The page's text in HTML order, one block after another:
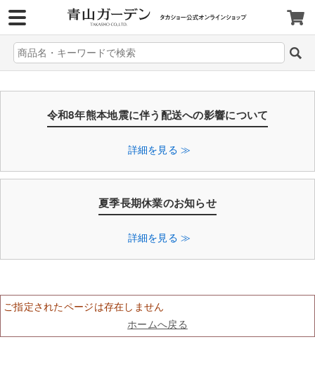
令和8年熊本地震に伴う配送への影響について
詳細を見る ≫
夏季長期休業のお知らせ
詳細を見る ≫
ご指定されたページは存在しません
ホームへ戻る